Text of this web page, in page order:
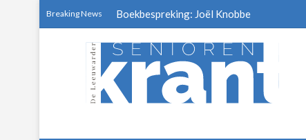
Breaking News Boekbespreking: Joël Knobbe